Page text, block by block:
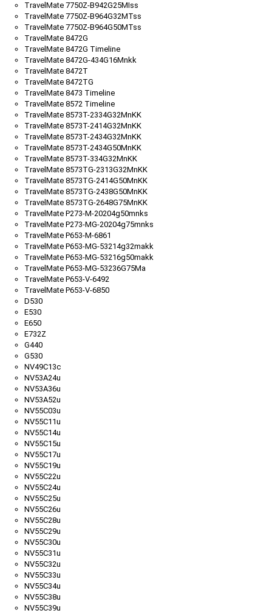
TravelMate 7750Z-B942G25MIss
TravelMate 7750Z-B964G32MTss
TravelMate 7750Z-B964G50MTss
TravelMate 8472G
TravelMate 8472G Timeline
TravelMate 8472G-434G16Mnkk
TravelMate 8472T
TravelMate 8472TG
TravelMate 8473 Timeline
TravelMate 8572 Timeline
TravelMate 8573T-2334G32MnKK
TravelMate 8573T-2414G32MnKK
TravelMate 8573T-2434G32MnKK
TravelMate 8573T-2434G50MnKK
TravelMate 8573T-334G32MnKK
TravelMate 8573TG-2313G32MnKK
TravelMate 8573TG-2414G50MnKK
TravelMate 8573TG-2438G50MnKK
TravelMate 8573TG-2648G75MnKK
TravelMate P273-M-20204g50mnks
TravelMate P273-MG-20204g75mnks
TravelMate P653-M-6861
TravelMate P653-MG-53214g32makk
TravelMate P653-MG-53216g50makk
TravelMate P653-MG-53236G75Ma
TravelMate P653-V-6492
TravelMate P653-V-6850
D530
E530
E650
E732Z
G440
G530
NV49C13c
NV53A24u
NV53A36u
NV53A52u
NV55C03u
NV55C11u
NV55C14u
NV55C15u
NV55C17u
NV55C19u
NV55C22u
NV55C24u
NV55C25u
NV55C26u
NV55C28u
NV55C29u
NV55C30u
NV55C31u
NV55C32u
NV55C33u
NV55C34u
NV55C38u
NV55C39u